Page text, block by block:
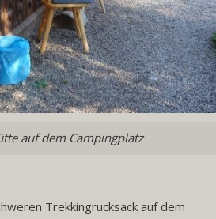
auf dem Campingplatz
Trekkingrucksack auf dem